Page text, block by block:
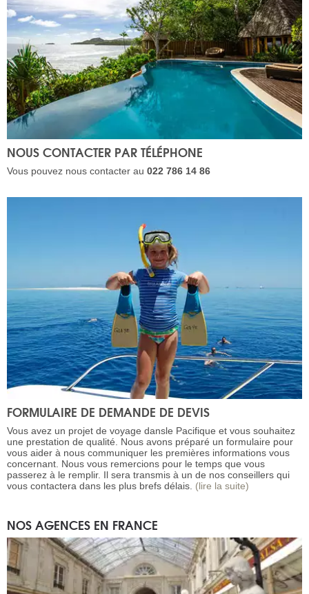
NOUS CONTACTER PAR TÉLÉPHONE
Vous pouvez nous contacter au 022 786 14 86
FORMULAIRE DE DEMANDE DE DEVIS
Vous avez un projet de voyage dansle Pacifique et vous souhaitez
une prestation de qualité. Nous avons préparé un formulaire pour
vous aider à nous communiquer les premières informations vous
concernant. Nous vous remercions pour le temps que vous
passerez à le remplir. Il sera transmis à un de nos conseillers qui
vous contactera dans les plus brefs délais. (lire la suite)
NOS AGENCES EN FRANCE